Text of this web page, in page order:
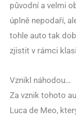
původní a velmi
úplně nepodaří,
tohle auto tak
zjistit v rámci
Vznikl náhodou…
Za vznik tohoto
Luca de Meo,